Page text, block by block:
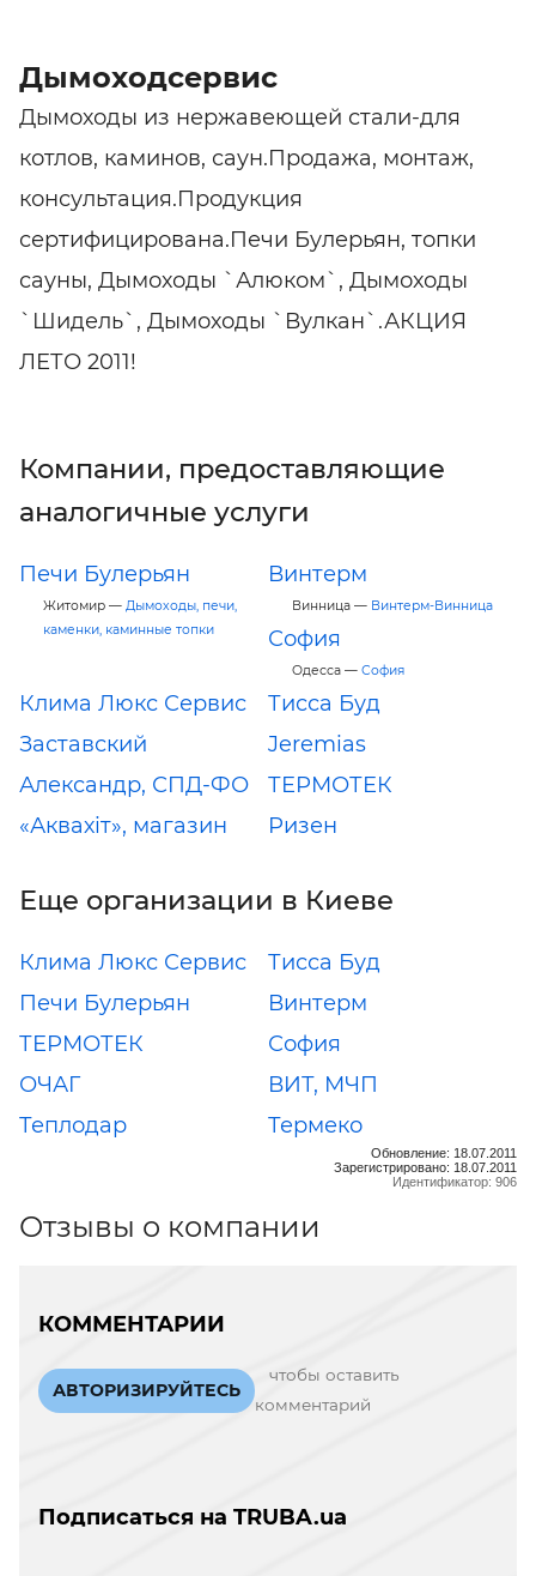
Дымоходсервис
Дымоходы из нержавеющей стали-для
котлов, каминов, саун.Продажа, монтаж,
консультация.Продукция
сертифицирована.Печи Булерьян, топки
сауны, Дымоходы `Алюком`, Дымоходы
`Шидель`, Дымоходы `Вулкан`.АКЦИЯ
ЛЕТО 2011!
Компании, предоставляющие
аналогичные услуги
Печи Булерьян
Житомир — Дымоходы, печи,
каменки, каминные топки
Винтерм
Винница — Винтерм-Винница
София
Одесса — София
Клима Люкс Сервис
Тисса Буд
Заставский
Александр, СПД-ФО
Jeremias
ТЕРМОТЕК
«Аквахіт», магазин
Ризен
Еще организации в Киеве
Клима Люкс Сервис
Тисса Буд
Печи Булерьян
Винтерм
ТЕРМОТЕК
София
ОЧАГ
ВИТ, МЧП
Теплодар
Термеко
Обновление: 18.07.2011
Зарегистрировано: 18.07.2011
Идентификатор: 906
Отзывы о компании
КОММЕНТАРИИ
АВТОРИЗИРУЙТЕСЬ
чтобы оставить
комментарий
Подписаться на TRUBA.ua